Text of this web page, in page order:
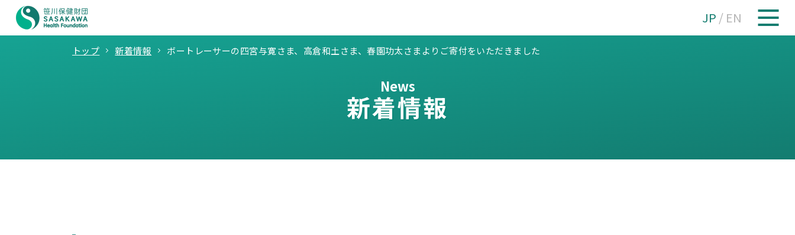
JP / EN
トップ 新着情報 ボートレーサーの四宮与寛さま、高倉和土さま、春園功太さまよりご寄付をいただきました
News
新着情報